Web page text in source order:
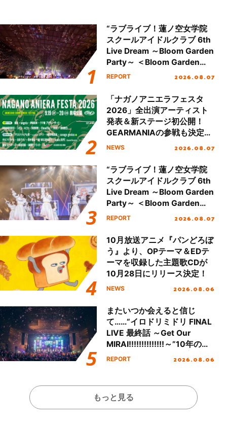
“ラブライブ！蓮ノ空女学院
スクールアイドルクラブ 6th
Live Dream ～Bloom Garden
Party～ ＜Bloom Garden
Party Stage／埼玉公演＞”
REPORT 2026.08.07
「ナガノアニエラフェスタ
2026」全出演アーティスト
発表＆新ステージ初公開！
GEARMANIAの参戦も決定
し、初となる第3ステージの
NEWS 2026.08.07
“ラブライブ！蓮ノ空女学院
スクールアイドルクラブ 6th
Live Dream ～Bloom Garden
Party～ ＜Bloom Garden
Party Stage／埼玉公演＞”
REPORT 2026.08.07
10月放送アニメ『パンどろぼ
う』より、OPテーマ＆EDテ
ーマを収録した主題歌CDが
10月28日にリリース決定！
NEWS 2026.08.06
またいつか会えると信じ
て……“イロドリミドリ FINAL
LIVE 最終話 ～Get Our
MIRAI!!!!!!!!!!!!!!～”10年の活
動を経てファイナルを迎える
REPORT 2026.08.06
もっと見る